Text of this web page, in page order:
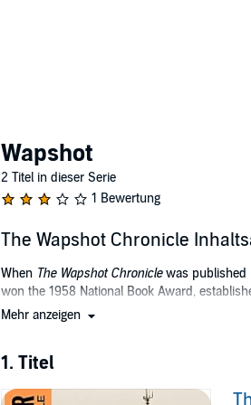
Wapshot
2 Titel in dieser Serie
1 Bewertung
The Wapshot Chronicle
When The Wapshot Chroniclewas published
won the 1958 National Book Award,
Based in part on Cheever's adolescence in
Moses; and of Moses' adoring and errant
Tragic and funny, ribald and splendidly
Mehr anzeigen
1. Titel